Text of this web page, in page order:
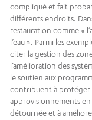
compliqué et fait
différents endroits.
restauration comme «
l’eau ». Parmi les
citer la gestion des
l’amélioration des
le soutien aux
contribuent à protéger
approvisionnements en
détournée et à